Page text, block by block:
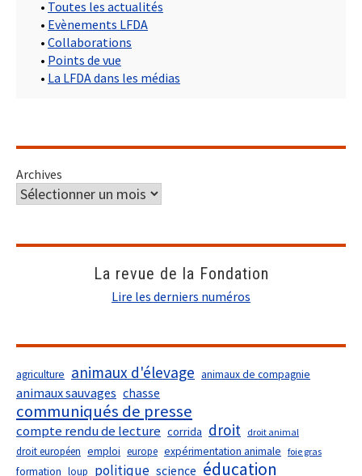
• Toutes les actualités
• Evènements LFDA
• Collaborations
• Points de vue
• La LFDA dans les médias
Archives
La revue de la Fondation
Lire les derniers numéros
agriculture animaux d'élevage animaux de compagnie
animaux sauvages chasse
communiqués de presse
compte rendu de lecture corrida droit droit animal
droit européen emploi europe expérimentation animale foie gras
formation loup politique science éducation